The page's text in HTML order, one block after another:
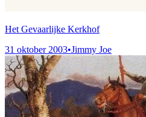
Het Gevaarlijke Kerkhof
31 oktober 2003•Jimmy Joe